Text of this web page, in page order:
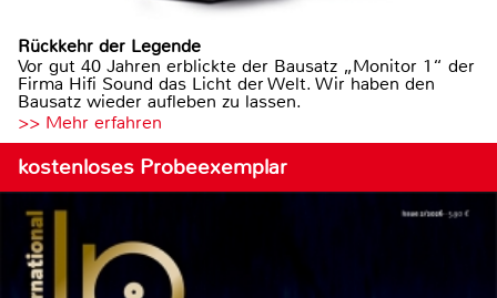
Rückkehr der Legende
Vor gut 40 Jahren erblickte der Bausatz „Monitor 1“ der
Firma Hifi Sound das Licht der Welt. Wir haben den
Bausatz wieder aufleben zu lassen.
>> Mehr erfahren
kostenloses Probeexemplar